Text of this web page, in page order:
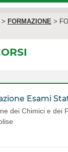
> FORMAZIONE >
Esami
dei Chimici e dei